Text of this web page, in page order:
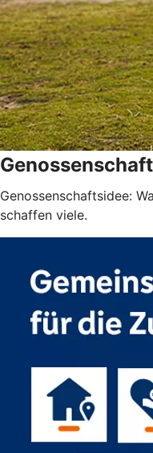
Genossenschaftsidee:
schaffen viele.